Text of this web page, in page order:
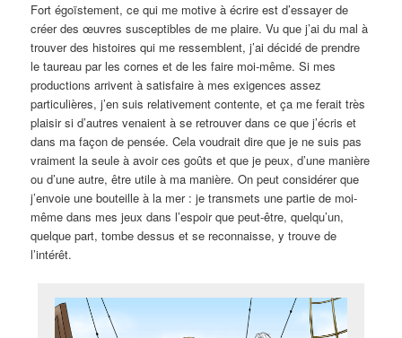
Fort égoïstement, ce qui me motive à écrire est d’essayer de
créer des œuvres susceptibles de me plaire. Vu que j’ai du mal à
trouver des histoires qui me ressemblent, j’ai décidé de prendre
le taureau par les cornes et de les faire moi-même. Si mes
productions arrivent à satisfaire à mes exigences assez
particulières, j’en suis relativement contente, et ça me ferait très
plaisir si d’autres venaient à se retrouver dans ce que j’écris et
dans ma façon de pensée. Cela voudrait dire que je ne suis pas
vraiment la seule à avoir ces goûts et que je peux, d’une manière
ou d’une autre, être utile à ma manière. On peut considérer que
j’envoie une bouteille à la mer : je transmets une partie de moi-
même dans mes jeux dans l’espoir que peut-être, quelqu’un,
quelque part, tombe dessus et se reconnaisse, y trouve de
l’intérêt.